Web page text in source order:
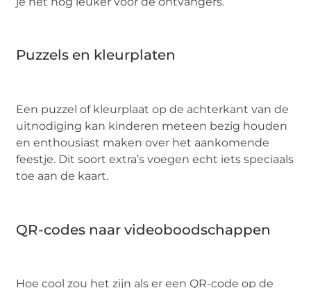
Puzzels en kleurplaten
Een puzzel of kleurplaat op de achterkant van de
uitnodiging kan kinderen meteen bezig houden
en enthousiast maken over het aankomende
feestje. Dit soort extra’s voegen echt iets speciaals
toe aan de kaart.
QR-codes naar videoboodschappen
Hoe cool zou het zijn als er een QR-code op de